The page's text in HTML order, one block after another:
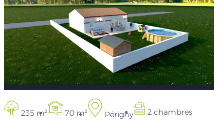
235 m² 70 m² Périgny 2 chambres